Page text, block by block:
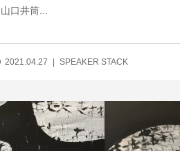
山口井筒...
2021.04.27 SPEAKER STACK